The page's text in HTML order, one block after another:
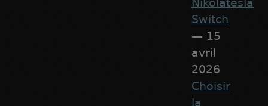
Switch
— 15
avril
2026
Choisir
la